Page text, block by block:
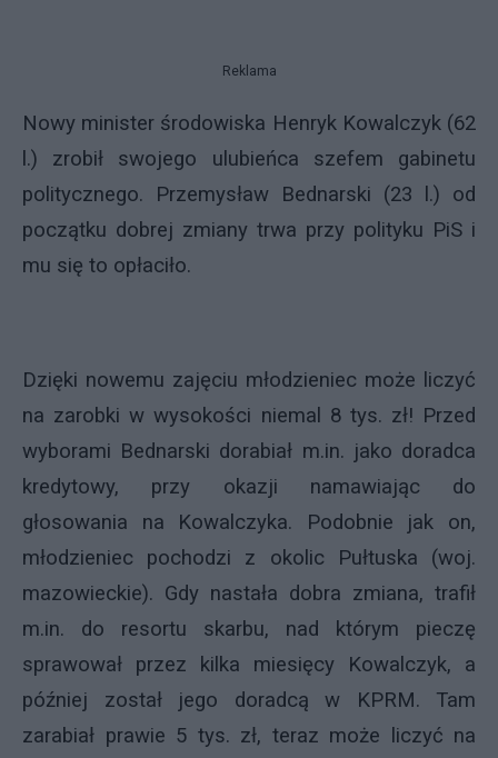
Reklama
Nowy minister środowiska Henryk Kowalczyk (62
l.) zrobił swojego ulubieńca szefem gabinetu
politycznego. Przemysław Bednarski (23 l.) od
początku dobrej zmiany trwa przy polityku PiS i
mu się to opłaciło.
Dzięki nowemu zajęciu młodzieniec może liczyć
na zarobki w wysokości niemal 8 tys. zł! Przed
wyborami Bednarski dorabiał m.in. jako doradca
kredytowy, przy okazji namawiając do
głosowania na Kowalczyka. Podobnie jak on,
młodzieniec pochodzi z okolic Pułtuska (woj.
mazowieckie). Gdy nastała dobra zmiana, trafił
m.in. do resortu skarbu, nad którym pieczę
sprawował przez kilka miesięcy Kowalczyk, a
później został jego doradcą w KPRM. Tam
zarabiał prawie 5 tys. zł, teraz może liczyć na